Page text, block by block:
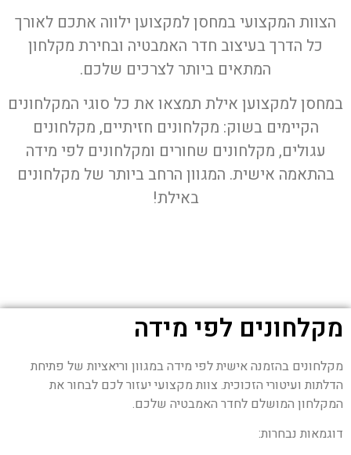
הצוות המקצועי במחסן למקצוען ילווה אתכם לאורך
כל הדרך בעיצוב חדר האמבטיה ובחירת מקלחון
המתאים ביותר לצרכים שלכם.
במחסן למקצוען אילת תמצאו את כל סוגי המקלחונים
הקיימים בשוק: מקלחונים חזיתיים, מקלחונים
עגולים, מקלחונים שחורים ומקלחונים לפי מידה
בהתאמה אישית. המגוון הרחב ביותר של מקלחונים
באילת!
מקלחונים לפי מידה
מקלחונים בהזמנה אישית לפי מידה במגוון וריאציות של פתיחת
הדלתות ועיטורי הזכוכית. צוות מקצועי יעזור לכם לבחור את
המקלחון המושלם לחדר האמבטיה שלכם.
דוגמאות נבחרות: